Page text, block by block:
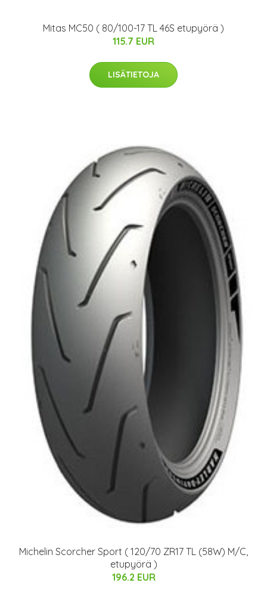
Mitas MC50 ( 80/100-17 TL 46S etupyörä )
115.7 EUR
LISÄTIETOJA
Michelin Scorcher Sport ( 120/70 ZR17 TL (58W) M/C,
etupyörä )
196.2 EUR